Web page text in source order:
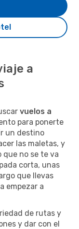
a
vuelos a
para ponerte
un destino
las maletas, y
que no se te va
corta, unas
que llevas
empezar a
de rutas y
y dar con el